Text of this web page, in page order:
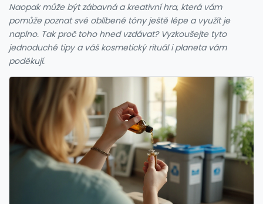
Naopak může být zábavná a kreativní hra, která vám
pomůže poznat své oblíbené tóny ještě lépe a využít je
naplno. Tak proč toho hned vzdávat? Vyzkoušejte tyto
jednoduché tipy a váš kosmetický rituál i planeta vám
poděkují.